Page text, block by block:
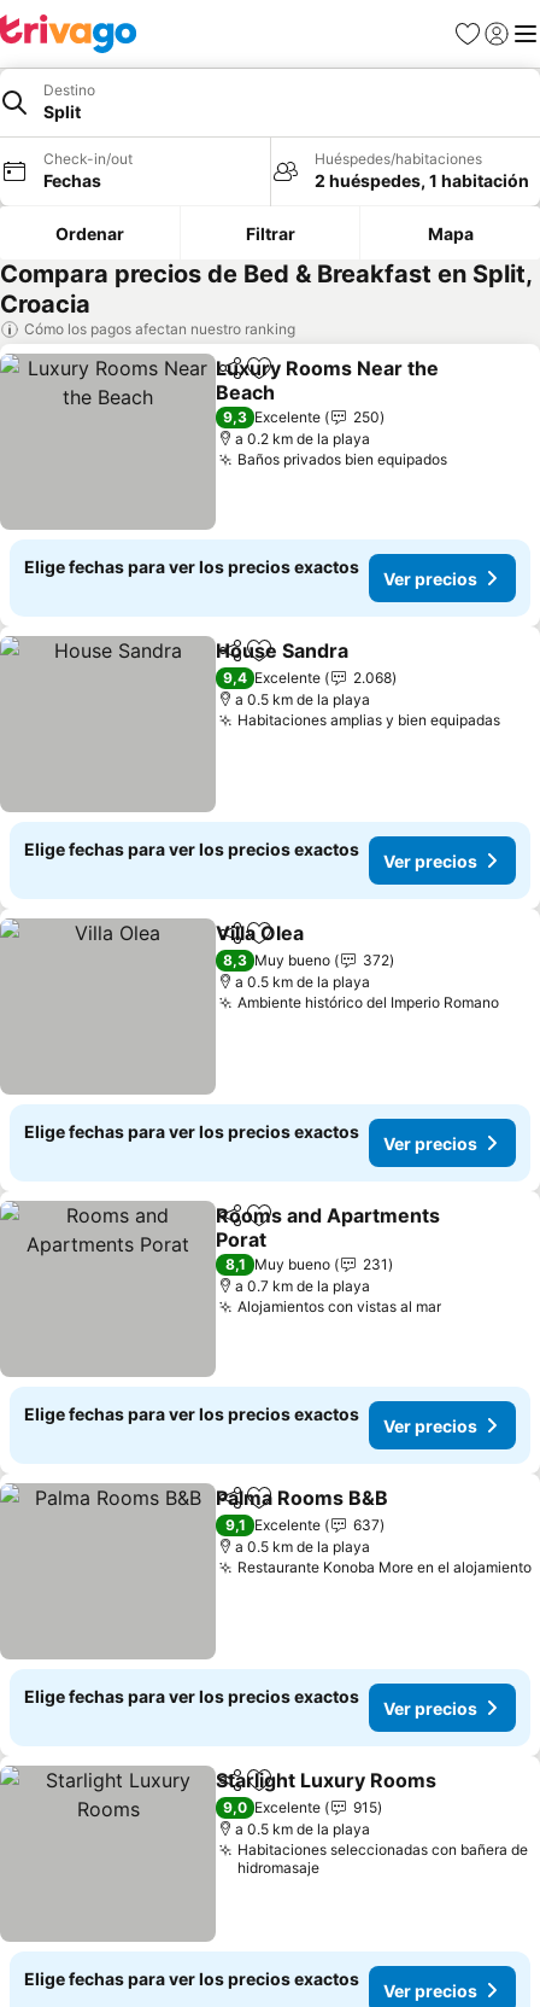
Favoritos
Iniciar
Destino
Split
Check-in/out
Fechas
Huéspedes/habitaciones
2 huéspedes, 1 habitación
Ordenar Filtrar Mapa
Compara precios de Bed & Breakfast en Split,
Croacia
Cómo los pagos afectan nuestro ranking
CompartirAgregar a favoritos
Luxury Rooms Near the
Beach
9,3 Excelente
250
a 0.2 km de la playa
Baños privados bien equipados
Elige fechas para ver los precios exactos
Ver precios
CompartirAgregar a favoritos
House Sandra
9,4 Excelente
2.068
a 0.5 km de la playa
Habitaciones amplias y bien equipadas
Elige fechas para ver los precios exactos
Ver precios
CompartirAgregar a favoritos
Villa Olea
8,3 Muy bueno
372
a 0.5 km de la playa
Ambiente histórico del Imperio Romano
Elige fechas para ver los precios exactos
Ver precios
CompartirAgregar a favoritos
Rooms and Apartments
Porat
8,1 Muy bueno
231
a 0.7 km de la playa
Alojamientos con vistas al mar
Elige fechas para ver los precios exactos
Ver precios
CompartirAgregar a favoritos
Palma Rooms B&B
9,1 Excelente
637
a 0.5 km de la playa
Restaurante Konoba More en el alojamiento
Elige fechas para ver los precios exactos
Ver precios
CompartirAgregar a favoritos
Starlight Luxury Rooms
9,0 Excelente
915
a 0.5 km de la playa
Habitaciones seleccionadas con bañera de
hidromasaje
Elige fechas para ver los precios exactos
Ver precios